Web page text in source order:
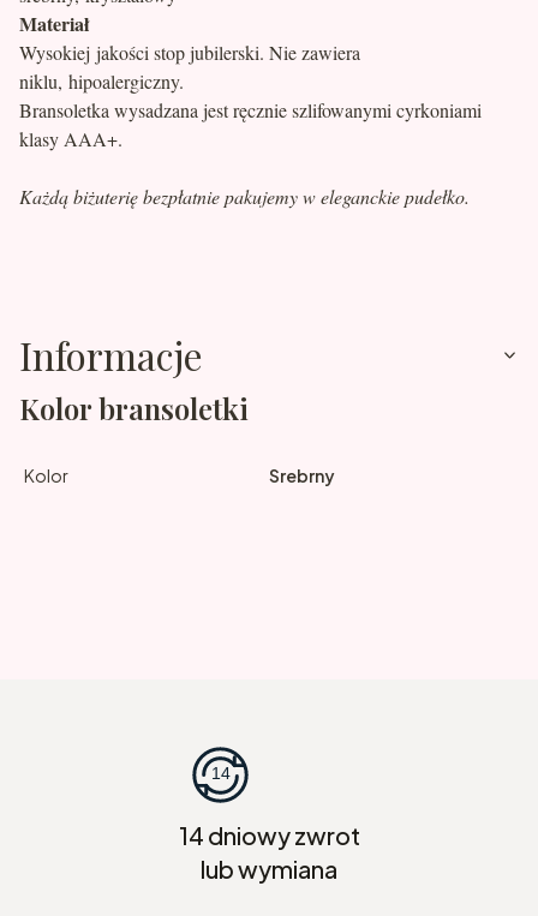
Materiał
Wysokiej jakości stop jubilerski. Nie zawiera
niklu, hipoalergiczny.
Bransoletka wysadzana jest ręcznie szlifowanymi cyrkoniami
klasy AAA+.
Każdą biżuterię bezpłatnie pakujemy w eleganckie pudełko.
Informacje
Kolor bransoletki
Kolor Srebrny
14 dniowy zwrot
lub wymiana